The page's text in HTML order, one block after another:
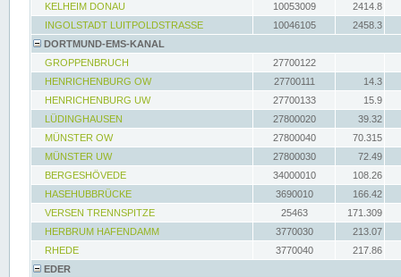
KELHEIM DONAU
10053009
2414.8
INGOLSTADT LUITPOLDSTRASSE
10046105
2458.3
DORTMUND-EMS-KANAL
GROPPENBRUCH
27700122
HENRICHENBURG OW
27700111
14.3
HENRICHENBURG UW
27700133
15.9
LÜDINGHAUSEN
27800020
39.32
MÜNSTER OW
27800040
70.315
MÜNSTER UW
27800030
72.49
BERGESHÖVEDE
34000010
108.26
HASEHUBBRÜCKE
3690010
166.42
VERSEN TRENNSPITZE
25463
171.309
HERBRUM HAFENDAMM
3770030
213.07
RHEDE
3770040
217.86
EDER